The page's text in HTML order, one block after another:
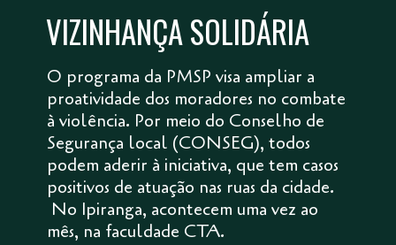
VIZINHANÇA SOLIDÁRIA
O programa da PMSP visa ampliar a
proatividade dos moradores no combate
à violência. Por meio do Conselho de
Segurança local (CONSEG), todos
podem aderir à iniciativa, que tem casos
positivos de atuação nas ruas da cidade.
No Ipiranga, acontecem uma vez ao
mês, na faculdade CTA.